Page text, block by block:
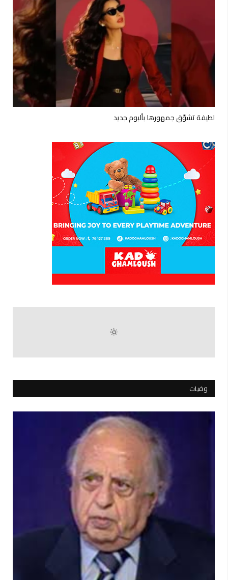
لطيفة تشوّق جمهورها بألبوم جديد
وفيات